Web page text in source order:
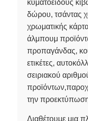
κυματοειδούς
δώρου, τσάντας
χρωματικής
άλμπουμ
προπαγάνδας,
ετικέτες,
σειριακού
την
Διαθέτουμε μια